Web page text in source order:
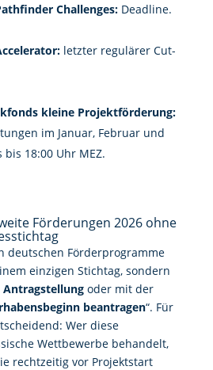
Challenges:Deadline.
letzter regulärer Cut-
kleine Projektförderung:
im Januar, Februar und
bis 18:00 Uhr MEZ.
Förderungen 2026 ohne
deutschen Förderprogramme
einzigen Stichtag, sondern
Antragstellungoder mit der
beantragen“. Für
Wer diese
Wettbewerbe behandelt,
rechtzeitig vor Projektstart